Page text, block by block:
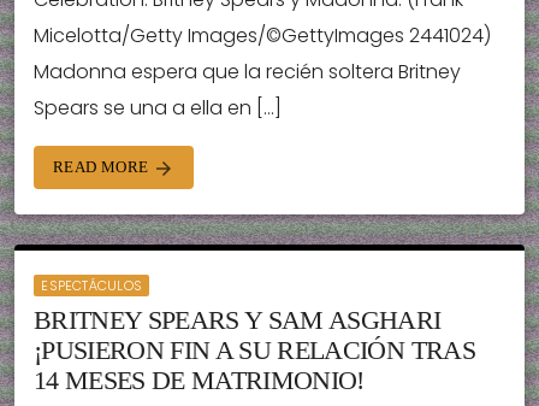
Micelotta/Getty Images/©GettyImages 2441024)
Madonna espera que la recién soltera Britney
Spears se una a ella en […]
READ MORE arrow_forward
ESPECTÁCULOS
BRITNEY SPEARS Y SAM ASGHARI
¡PUSIERON FIN A SU RELACIÓN TRAS
14 MESES DE MATRIMONIO!